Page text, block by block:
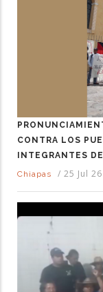
CONTRA LOS
INTEGRANTES
Chiapas
/ 25 Jul 26